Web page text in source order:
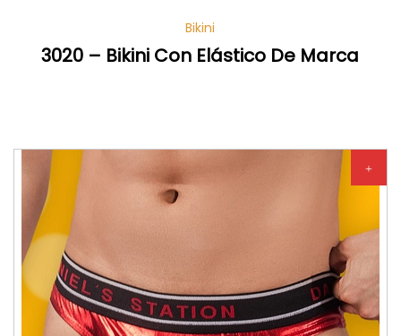
Bikini
3020 – Bikini Con Elástico De Marca